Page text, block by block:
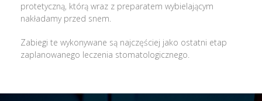
protetyczną, którą wraz z preparatem wybielającym
nakładamy przed snem.
Zabiegi te wykonywane są najczęściej jako ostatni etap
zaplanowanego leczenia stomatologicznego.